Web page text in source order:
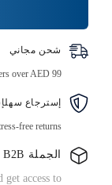
شحن مجاني
over AED 99
إسترجاع
free returns
الجملة B2B
get access to